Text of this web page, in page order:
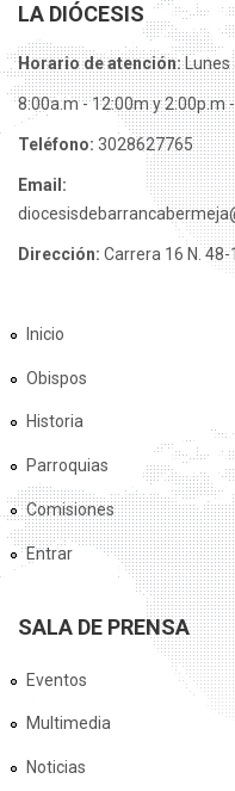
LA DIÓCESIS
Horario de atención:Lunes
8:00a.m - 12:00m y 2:00p.m
Teléfono: 3028627765
Email:
Dirección: Carrera 16 N.
Inicio
Obispos
Historia
Parroquias
Comisiones
Entrar
SALA DE PRENSA
Eventos
Multimedia
Noticias